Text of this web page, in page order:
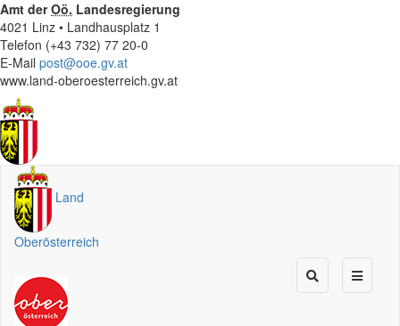
Amt derOö. Landesregierung
4021 Linz • Landhausplatz 1
Telefon (+43 732) 77 20-0
E-Mail post@ooe.gv.at
www.land-oberoesterreich.gv.at
Land
Oberösterreich